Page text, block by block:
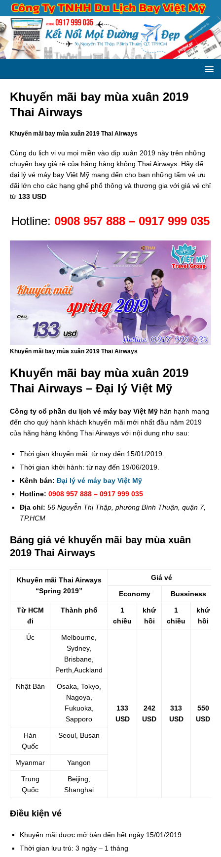
Khuyến mãi bay mùa xuân 2019
Thai Airways
Khuyến mãi bay mùa xuân 2019 Thai Airways
Cùng du lịch vi vu mọi miền vào dịp xuân 2019 này trên những
chuyến bay giá rẻ của hãng hàng không Thai Airways. Hãy để
đại lý vé máy bay Việt Mỹ mang đến cho bạn những tấm vé ưu
đãi lớn cho các hạng ghế phổ thông và thương gia với giá vé chỉ
từ 133 USD
Hotline: 0908 957 888 – 0917 999 035
Khuyến mãi bay mùa xuân 2019 Thai Airways
Khuyến mãi bay mùa xuân 2019
Thai Airways – Đại lý Việt Mỹ
Công ty cổ phần du lịch vé máy bay Việt Mỹ hân hạnh mang
đến cho quý hành khách khuyến mãi mới nhất đầu năm 2019
của hãng hàng không Thai Airways với nội dung như sau:
Thời gian khuyến mãi: từ nay đến 15/01/2019.
Thời gian khởi hành: từ nay đến 19/06/2019.
Kênh bán: Đại lý vé máy bay Việt Mỹ
Hotline: 0908 957 888 – 0917 999 035
Địa chỉ: 56 Nguyễn Thị Thập, phường Bình Thuận, quận 7,
TP.HCM
Bảng giá vé khuyến mãi bay mùa xuân
2019 Thai Airways
Khuyến mãi Thai Airways
“Spring 2019”
Giá vé
Economy Bussiness
Từ HCM
đi
Thành phố
1
chiều
khứ
hồi
1
chiều
khứ
hồi
Úc
Melbourne,
Sydney,
Brisbane,
Perth,Auckland
133
USD
242
USD
313
USD
550
USD
Nhật Bản
Osaka, Tokyo,
Nagoya,
Fukuoka,
Sapporo
Hàn
Quốc
Seoul, Busan
Myanmar Yangon
Trung
Quốc
Beijing,
Shanghai
Điều kiện vé
Khuyến mãi được mở bán đến hết ngày 15/01/2019
Thời gian lưu trú: 3 ngày – 1 tháng